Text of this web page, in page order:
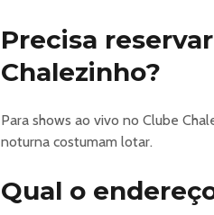
Precisa
Chalezinho?
Para shows ao vivo no Clube
noturna costumam lotar.
Qual o